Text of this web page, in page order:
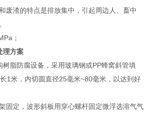
废渣的特点是排放集中，引起周边人、畜中
；
理方案
树脂防腐设备，采用玻璃钢或PP蜂窝斜管填
1米，内切圆直径25毫米~80毫米，以达到好
固定，波形斜板用穿心螺杆固定微浮选溶气气